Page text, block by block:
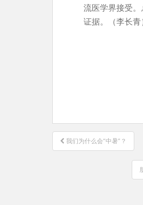
流医学界接受
证据。（李长青
文
章
我们为什么会“中暑”？